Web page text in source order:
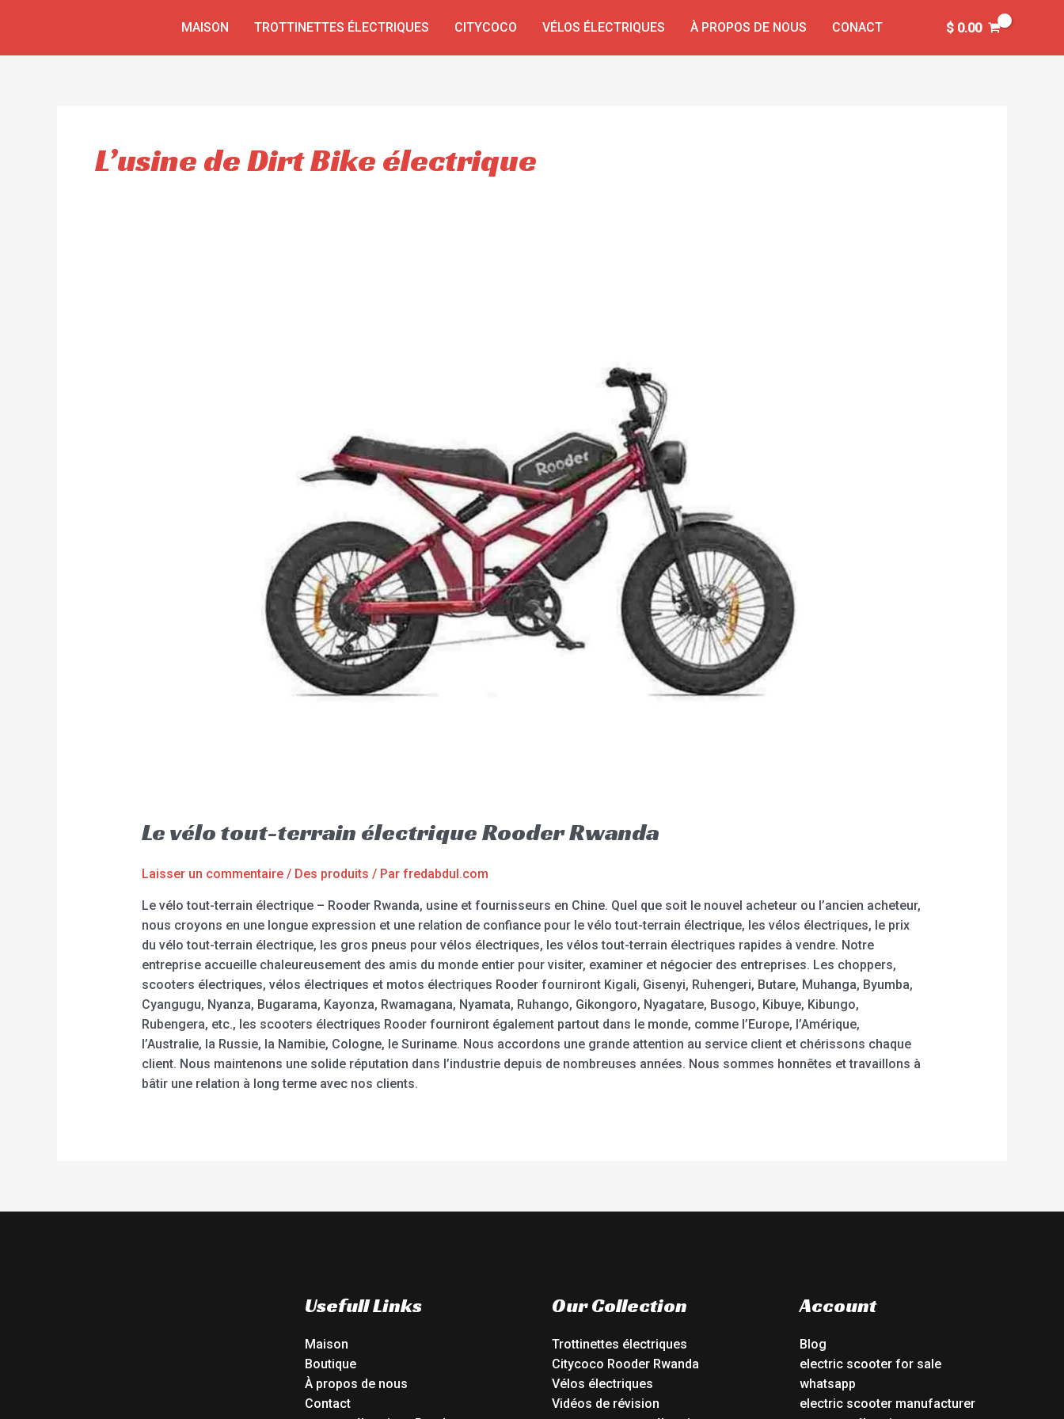
MAISON TROTTINETTES ÉLECTRIQUES CITYCOCO VÉLOS ÉLECTRIQUES À PROPOS DE NOUS CONACT $0.00
L’usine de Dirt Bike électrique
Le vélo tout-terrain électrique Rooder Rwanda
Laisser un commentaire / Des produits / Par fredabdul.com
Le vélo tout-terrain électrique – Rooder Rwanda, usine et fournisseurs en Chine. Quel que soit le nouvel acheteur ou l’ancien acheteur,
nous croyons en une longue expression et une relation de confiance pour le vélo tout-terrain électrique, les vélos électriques, le prix
du vélo tout-terrain électrique, les gros pneus pour vélos électriques, les vélos tout-terrain électriques rapides à vendre. Notre
entreprise accueille chaleureusement des amis du monde entier pour visiter, examiner et négocier des entreprises. Les choppers,
scooters électriques, vélos électriques et motos électriques Rooder fourniront Kigali, Gisenyi, Ruhengeri, Butare, Muhanga, Byumba,
Cyangugu, Nyanza, Bugarama, Kayonza, Rwamagana, Nyamata, Ruhango, Gikongoro, Nyagatare, Busogo, Kibuye, Kibungo,
Rubengera, etc., les scooters électriques Rooder fourniront également partout dans le monde, comme l’Europe, l’Amérique,
l’Australie, la Russie, la Namibie, Cologne, le Suriname. Nous accordons une grande attention au service client et chérissons chaque
client. Nous maintenons une solide réputation dans l’industrie depuis de nombreuses années. Nous sommes honnêtes et travaillons à
bâtir une relation à long terme avec nos clients.
Usefull Links
Maison
Boutique
À propos de nous
Contact
Our Collection
Trottinettes électriques
Citycoco Rooder Rwanda
Vélos électriques
Vidéos de révision
Account
Blog
electric scooter for sale
whatsapp
electric scooter manufacturer